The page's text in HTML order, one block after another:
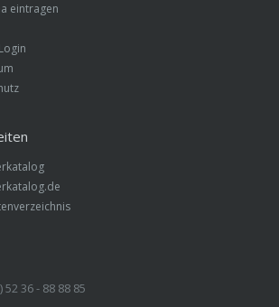
eintragen
52 36 - 88 88 85